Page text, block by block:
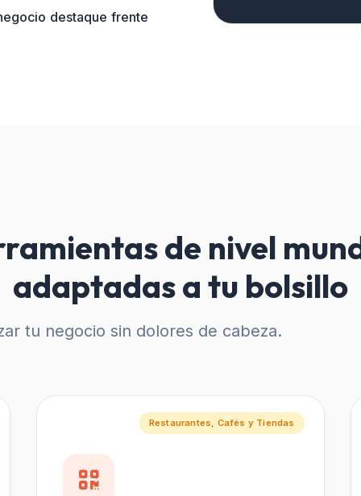
destaque frente
de nivel
adaptadas a tu bolsillo
tu negocio sin dolores de cabeza.
Restaurantes, Cafés y Tiendas